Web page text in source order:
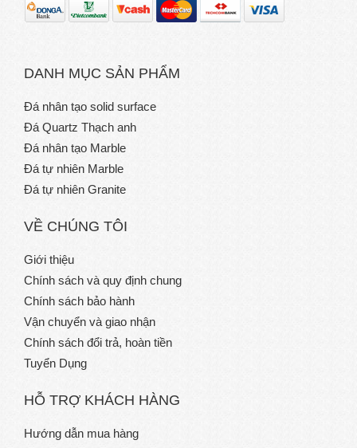
DANH MỤC SẢN PHẨM
Đá nhân tạo solid surface
Đá Quartz Thạch anh
Đá nhân tạo Marble
Đá tự nhiên Marble
Đá tự nhiên Granite
VỀ CHÚNG TÔI
Giới thiệu
Chính sách và quy định chung
Chính sách bảo hành
Vận chuyển và giao nhận
Chính sách đổi trả, hoàn tiền
Tuyển Dụng
HỖ TRỢ KHÁCH HÀNG
Hướng dẫn mua hàng